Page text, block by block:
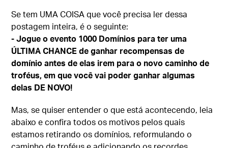
Se tem UMA COISA que você precisa ler dessa
postagem inteira, é o seguinte:
- Jogue o evento 1000 Domínios para ter uma
ÚLTIMA CHANCE de ganhar recompensas de
domínio antes de elas irem para o novo caminho de
troféus, em que você vai poder ganhar algumas
delas DE NOVO!
Mas, se quiser entender o que está acontecendo, leia
abaixo e confira todos os motivos pelos quais
estamos retirando os domínios, reformulando o